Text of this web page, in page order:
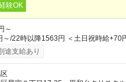
験OK
～
1563円 ＜土日祝時給+70円＞ ※高校生
12ヶ
、給与は本採用時と同じです。 ※最大
途支給あり